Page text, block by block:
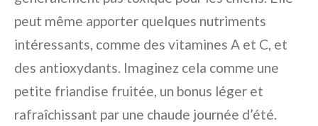
peut même apporter quelques nutriments
intéressants, comme des vitamines A et C, et
des antioxydants. Imaginez cela comme une
petite friandise fruitée, un bonus léger et
rafraîchissant par une chaude journée d’été.